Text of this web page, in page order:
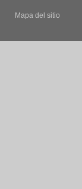
Mapa del sitio